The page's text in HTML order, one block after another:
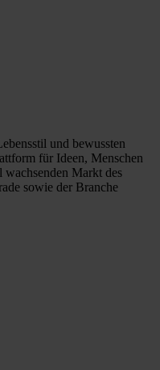
und bewussten
für Ideen, Menschen
Markt des
sowie der Branche